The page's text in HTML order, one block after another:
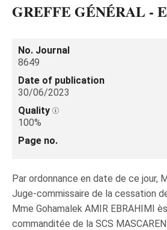
GREFFE GÉNÉRAL -
No. Journal
8649
Date of publication
30/06/2023
Quality
100%
Page no.
Par ordonnance en date de ce jour,
Juge-commissaire de la cessation
Mme Gohamalek AMIR EBRAHIMI
commanditée de la SCS